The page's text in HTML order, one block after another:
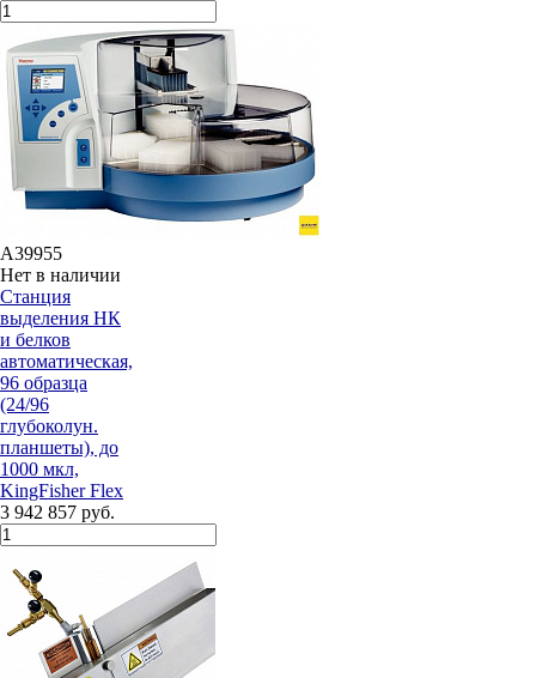
A39955
Нет в наличии
Станция
выделения НК
и белков
автоматическая,
96 образца
(24/96
глубоколун.
планшеты), до
1000 мкл,
KingFisher Flex
3 942 857 руб.